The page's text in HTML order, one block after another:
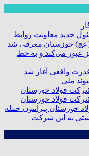
جدید معاونت روابط
خوزستان معرفی شد
عبور می‌کند و به خط
واقعی آغاز شد
ملی
خوزستان پیرامون حمله
به این شرکت